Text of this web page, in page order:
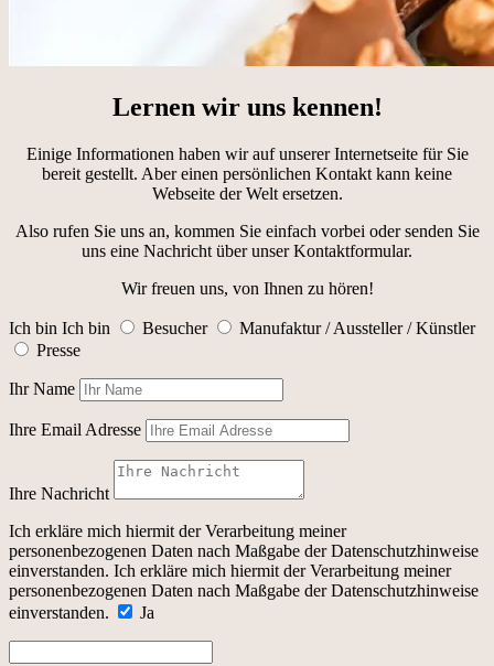
Lernen wir uns kennen!
Einige Informationen haben wir auf unserer Internetseite für Sie
bereit gestellt. Aber einen persönlichen Kontakt kann keine
Webseite der Welt ersetzen.
Also rufen Sie uns an, kommen Sie einfach vorbei oder senden Sie
uns eine Nachricht über unser Kontaktformular.
Wir freuen uns, von Ihnen zu hören!
Ich bin Ich bin Besucher
Manufaktur / Aussteller / Künstler
Presse
Ihr Name
Ihre Email Adresse
Ihre Nachricht
Ich erkläre mich hiermit der Verarbeitung meiner
personenbezogenen Daten nach Maßgabe der Datenschutzhinweise
einverstanden. Ich erkläre mich hiermit der Verarbeitung meiner
personenbezogenen Daten nach Maßgabe der Datenschutzhinweise
einverstanden.
Ja